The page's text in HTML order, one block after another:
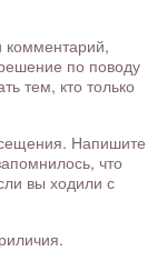
комментарий,
по поводу
тем, кто только
Напишите
что
вы ходили с